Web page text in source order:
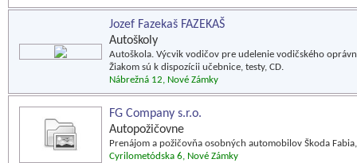
Jozef Fazekaš FAZEKAŠ
Autoškoly
Autoškola. Výcvik vodičov pre udelenie vodičského
Žiakom sú k dispozícii učebnice, testy, CD.
Nábrežná 12, Nové Zámky
FG Company s.r.o.
Autopožičovne
Prenájom a požičovňa osobných automobilov Škoda Fabia,
Cyrilometódska 6, Nové Zámky